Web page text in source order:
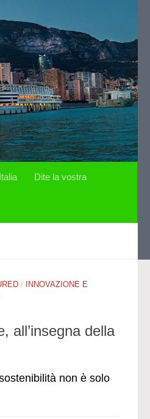
Dite la vostra
/ INNOVAZIONE E
all’insegna della
non è solo